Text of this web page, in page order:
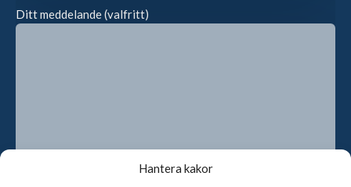
Hantera kakor
Ditt meddelande (valfritt)